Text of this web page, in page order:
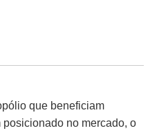
que beneficiam
no mercado, o